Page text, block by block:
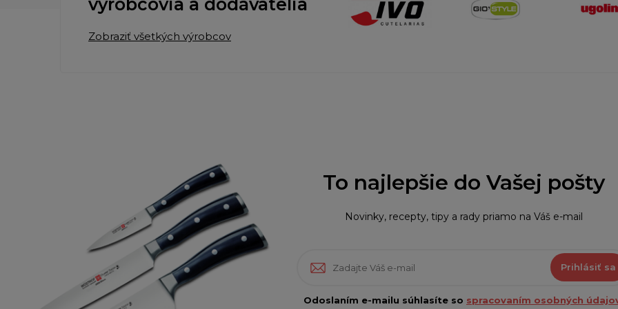
Zobraziť všetkých výrobcov
To najlepšie do Vašej pošty
Novinky, recepty, tipy a rady priamo na Váš e-mail
Prihlásiť sa
Odoslaním e-mailu súhlasíte so spracovaním osobných